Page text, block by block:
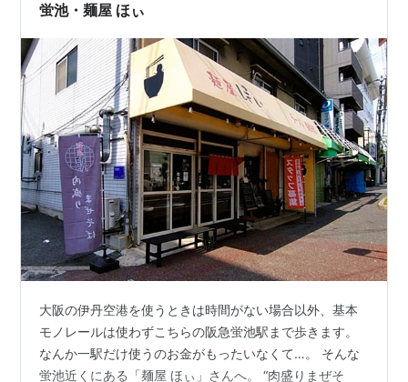
蛍池・麺屋 ほぃ
大阪の伊丹空港を使うときは時間がない場合以外、基本
モノレールは使わずこちらの阪急蛍池駅まで歩きます。
なんか一駅だけ使うのお金がもったいなくて…。 そんな
蛍池近くにある「麺屋 ほぃ」さんへ。 “肉盛りまぜそ